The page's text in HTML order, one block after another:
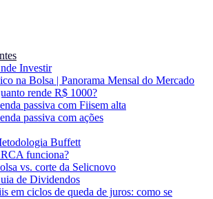
Investir
na Bolsa | Panorama Mensal do Mercado
rende R$ 1000?
passiva com Fiisem alta
passiva com ações
Buffett
funciona?
vs. corte da Selicnovo
de Dividendos
em ciclos de queda de juros: como se